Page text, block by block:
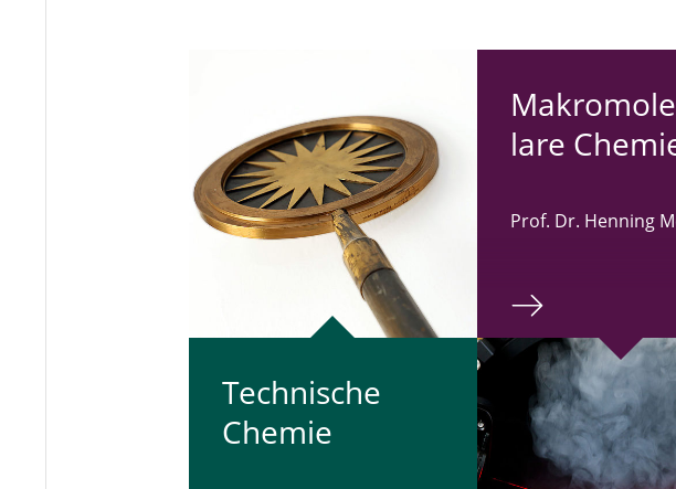
Tech­ni­sche
Chemie
la­re
Prof. Dr. Henning